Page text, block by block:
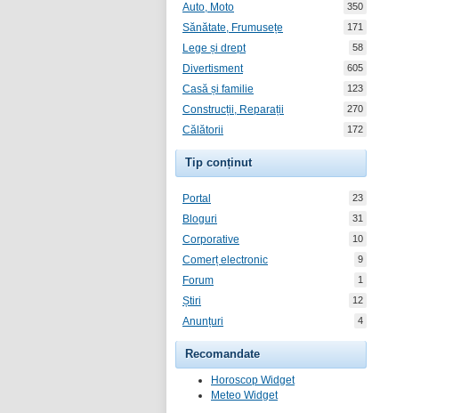
Auto, Moto 350
Sănătate, Frumusețe 171
Lege și drept 58
Divertisment 605
Casă și familie 123
Construcții, Reparații 270
Călătorii 172
Tip conținut
Portal 23
Bloguri 31
Corporative 10
Comerț electronic 9
Forum 1
Știri 12
Anunțuri 4
Recomandate
Horoscop Widget
Meteo Widget